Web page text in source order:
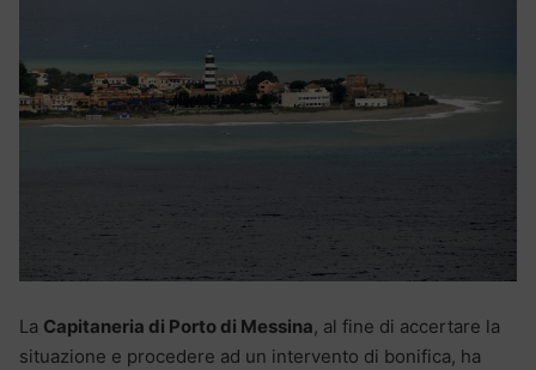
La Capitaneria di Porto di Messina, al fine di accertare la
situazione e procedere ad un intervento di bonifica, ha